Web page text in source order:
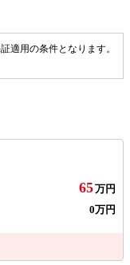
適用の条件となります。
65万円
0万円